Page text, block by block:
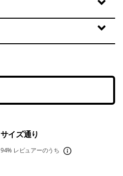
サイズ通り
94% レビュアーのうち